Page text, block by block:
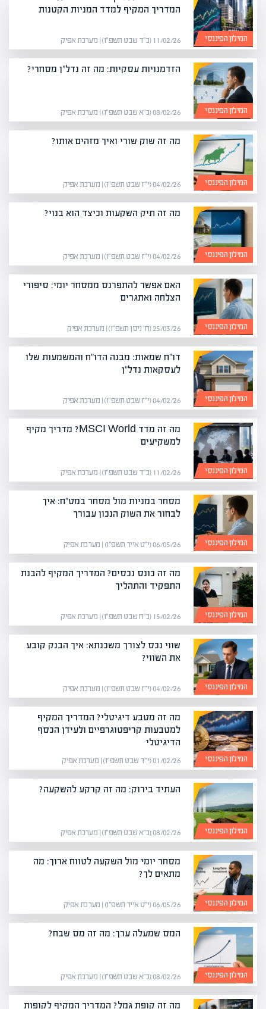
המילון הפיננסי
המדריך המקיף למדד המניות הקטנות
11/02/26 (כ״ד שבט תשפ״ו) | מערכת אפיק
המילון הפיננסי
הזדמנויות עסקיות: מה זה נדל"ן מסחרי?
08/02/26 (כ״א שבט תשפ״ו) | מערכת אפיק
המילון הפיננסי
מה זה שוק שורי ואיך מזהים אותו?
04/02/26 (י״ז שבט תשפ״ו) | מערכת אפיק
המילון הפיננסי
מה זה תיק השקעות וכיצד הוא בנוי?
04/02/26 (י״ז שבט תשפ״ו) | מערכת אפיק
המילון הפיננסי
האם אפשר להתפרנס ממסחר יומי: סיפורי
הצלחה ואתגרים
25/03/26 (ח׳ ניסן תשפ״ו) | מערכת אפיק
המילון הפיננסי
דו"ח שמאות: מבנה הדו"ח והמשמעות שלו
לעסקאות נדל"ן
04/02/26 (י״ז שבט תשפ״ו) | מערכת אפיק
המילון הפיננסי
מה זה מדד MSCI World? מדריך מקיף
למשקיעים
11/02/26 (כ״ד שבט תשפ״ו) | מערכת אפיק
המילון הפיננסי
מסחר במניות מול מסחר במט"ח: איך
לבחור את השוק הנכון עבורך
06/05/26 (י״ט אייר תשפ״ו) | מערכת אפיק
המילון הפיננסי
מה זה כונס נכסים? המדריך המקיף להבנת
התפקיד והתהליך
15/02/26 (כ״ח שבט תשפ״ו) | מערכת אפיק
המילון הפיננסי
שווי נכס לצורך משכנתא: איך הבנק קובע
את השווי?
04/02/26 (י״ז שבט תשפ״ו) | מערכת אפיק
המילון הפיננסי
מה זה מטבע דיגיטלי? המדריך המקיף
למטבעות קריפטוגרפיים ולעידן הכסף
הדיגיטלי
01/02/26 (י״ד שבט תשפ״ו) | מערכת אפיק
המילון הפיננסי
העתיד בירוק: מה זה קרקע להשקעה?
08/02/26 (כ״א שבט תשפ״ו) | מערכת אפיק
המילון הפיננסי
מסחר יומי מול השקעה לטווח ארוך: מה
מתאים לך?
06/05/26 (י״ט אייר תשפ״ו) | מערכת אפיק
המילון הפיננסי
המס שמעלה ערך: מה זה מס שבח?
08/02/26 (כ״א שבט תשפ״ו) | מערכת אפיק
מה זה קופת גמל? המדריך המקיף לקופות